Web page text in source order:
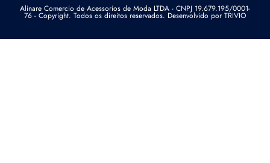
Alinare Comercio de Acessorios de Moda LTDA - CNPJ 19.679.195/0001-
76 - Copyright. Todos os direitos reservados. Desenvolvido por TRIVIO